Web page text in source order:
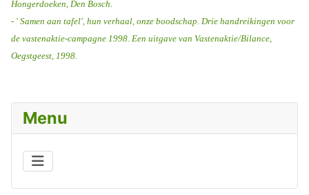
Menu
Hongerdoeken, Den Bosch.
- ' Samen aan tafel', hun verhaal, onze boodschap. Drie handreikingen voor
de vastenaktie-campagne 1998. Een uitgave van Vastenaktie/Bilance,
Oegstgeest, 1998.